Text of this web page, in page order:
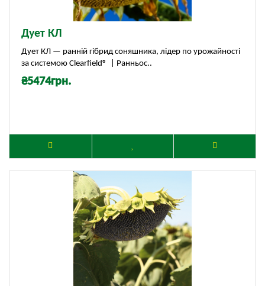
Дует КЛ
Дует КЛ — ранній гібрид соняшника, лідер по урожайності
за системою Clearfield® | Ранньос..
₴5474грн.